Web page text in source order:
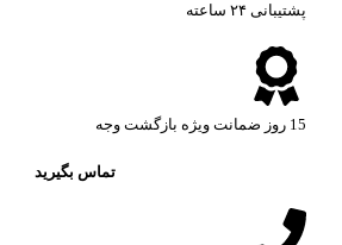
پشتیبانی ۲۴ ساعته​
15 روز ضمانت ویژه بازگشت وجه
تماس بگیرید